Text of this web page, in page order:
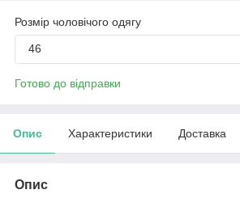
Розмір чоловічого одягу
46
Готово до відправки
Опис Характеристики Доставка
Опис